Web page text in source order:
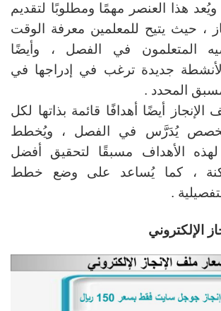
ويُعد هذا العنصر مهمًا ومطلوبًا لتقديم
، حيث يتيح للمعلمين معرفة الوقت
المتعلمون في الفصل ، وأيضًا
جديدة ترغب في إدراجها في
المحدد .
أيضًا أهدافًا قائمة بذاتها لكل
تخصص يُدَرَّس في الفصل ، ويُخطط
لهذه الأهداف مسبقًا لتحقيق أفضل
، كما يُساعد على وضع خطط
.
الإلكتروني